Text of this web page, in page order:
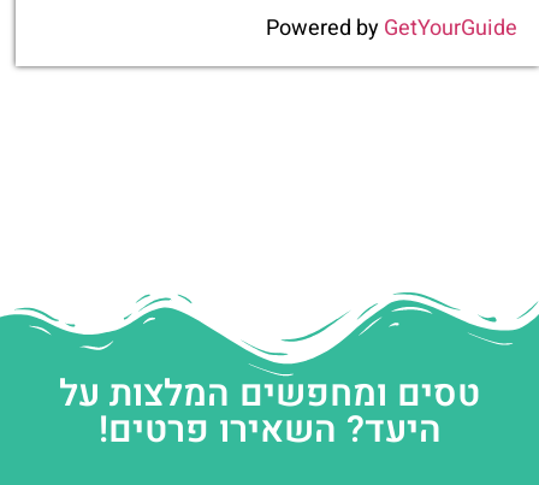
Powered byGetYourGuide
טסים ומחפשים המלצות על
היעד? השאירו פרטים!